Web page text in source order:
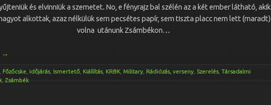
és elvinniük a szemetet. No, e fényrajz bal szélén az a két ember látható, akik
alkottak, azaz nélkülük sem pecsétes papír, sem tiszta placc nem lett (maradt)
volna utánunk Zsámbékon…
→
Főzőcske Időjárás, Ismertető Kiállítás, KRBK, Military Rádiózás, verseny Szerelés, Társadalmi
Zsámbék